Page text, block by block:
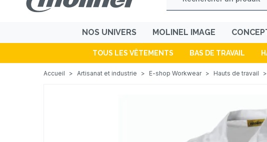
NOS UNIVERS MOLINEL IMAGE
TOUS LES VÊTEMENTS BAS DE TRAVAIL
Accueil > Artisanat et industrie > E-shop Workwear > Hauts de travail >